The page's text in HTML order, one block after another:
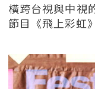
橫跨台視與中視
節目《飛上彩虹》